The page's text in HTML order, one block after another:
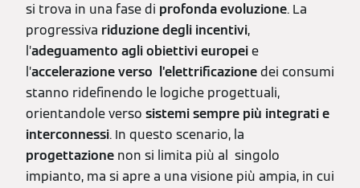
si trova in una fase di profonda evoluzione. La
progressiva riduzione degli incentivi,
l’adeguamento agli obiettivi europeie
l’accelerazione verso l’elettrificazionedei consumi
stanno ridefinendo le logiche progettuali,
orientandole verso sistemi sempre più integrati e
interconnessi. In questo scenario, la
progettazione non si limita più al singolo
impianto, ma si apre a una visione più ampia, in cui